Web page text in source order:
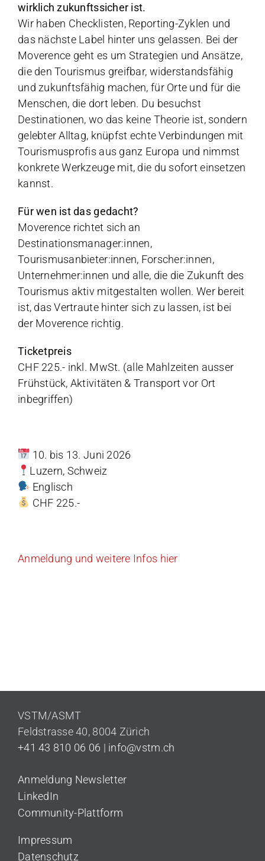
wirklich zukunftssicher ist.
Wir haben Checklisten, Reporting-Zyklen und
das nächste Label hinter uns gelassen. Bei der
Moverence geht es um Strategien und Ansätze,
die den Tourismus greifbar, widerstandsfähig
und zukunftsfähig machen, für Orte und für die
Menschen, die dort leben. Du besuchst
Destinationen, wo das keine Theorie ist, sondern
gelebter Alltag, knüpfst echte Verbindungen mit
Tourismusprofis aus ganz Europa und nimmst
konkrete Werkzeuge mit, die du sofort einsetzen
kannst.
Für wen ist das gedacht?
Moverence richtet sich an
Destinationsmanager:innen,
Tourismusanbieter:innen, Forscher:innen,
Unternehmer:innen und alle, die die Zukunft des
Tourismus aktiv mitgestalten wollen. Wer bereit
ist, das Vertraute hinter sich zu lassen, ist bei
der Moverence richtig.
Ticketpreis
CHF 225.- inkl. MwSt. (alle Mahlzeiten ausser
Frühstück, Aktivitäten & Transport vor Ort
inbegriffen)
10. bis 13. Juni 2026
Luzern, Schweiz
Englisch
CHF 225.-
Anmeldung und weitere Infos hier
VSTM/ASMT
Feldstrasse 40, 8004 Zürich
+41 43 810 06 06 | info@vstm.ch
Anmeldung Newsletter
LinkedIn
Community-Plattform
Impressum
Datenschutz